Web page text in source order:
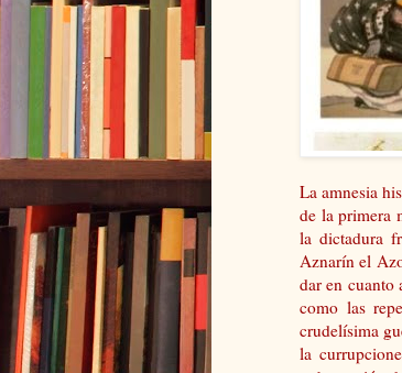
La amnesia
de la primera
la dictadura
Aznarín el
dar en cuanto
como las
crudelísima
la